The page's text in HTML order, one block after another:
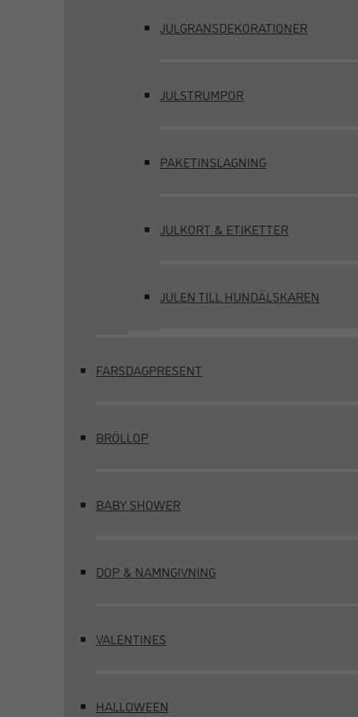
JULGRANSDEKORATIONER
JULSTRUMPOR
PAKETINSLAGNING
JULKORT & ETIKETTER
JULEN TILL HUNDÄLSKAREN
FARSDAGPRESENT
BRÖLLOP
BABY SHOWER
DOP & NAMNGIVNING
VALENTINES
HALLOWEEN